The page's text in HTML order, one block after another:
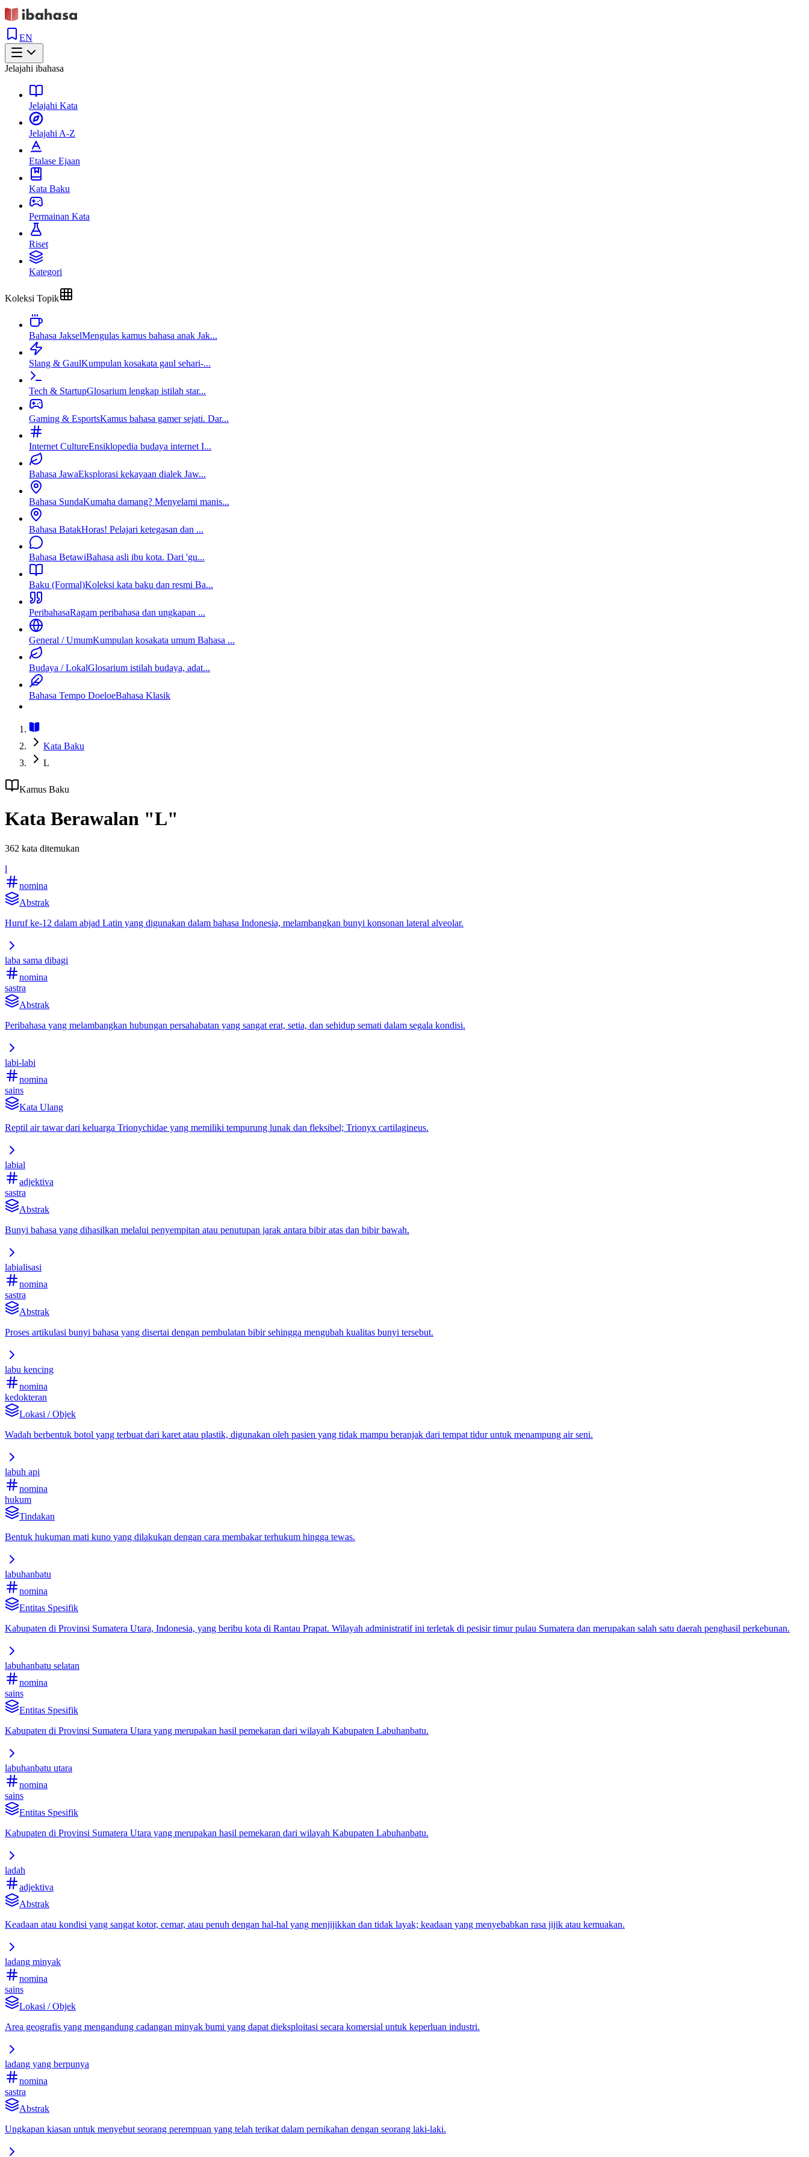
EN
Jelajahi ibahasa
Jelajahi Kata
Jelajahi A-Z
Etalase Ejaan
Kata Baku
Permainan Kata
Riset
Kategori
Koleksi Topik
Bahasa JakselMengulas kamus bahasa anak Jak...
Slang & GaulKumpulan kosakata gaul sehari-...
Tech & StartupGlosarium lengkap istilah star...
Gaming & EsportsKamus bahasa gamer sejati. Dar...
Internet CultureEnsiklopedia budaya internet I...
Bahasa JawaEksplorasi kekayaan dialek Jaw...
Bahasa SundaKumaha damang? Menyelami manis...
Bahasa BatakHoras! Pelajari ketegasan dan ...
Bahasa BetawiBahasa asli ibu kota. Dari 'gu...
Baku (Formal)Koleksi kata baku dan resmi Ba...
PeribahasaRagam peribahasa dan ungkapan ...
General / UmumKumpulan kosakata umum Bahasa ...
Budaya / LokalGlosarium istilah budaya, adat...
Bahasa Tempo DoeloeBahasa Klasik
Kata Baku
L
Kamus Baku
Kata Berawalan "L"
362 kata ditemukan
l
nomina
Abstrak
Huruf ke-12 dalam abjad Latin yang digunakan dalam bahasa Indonesia, melambangkan bunyi konsonan lateral alveolar.
laba sama dibagi
nomina
sastra
Abstrak
Peribahasa yang melambangkan hubungan persahabatan yang sangat erat, setia, dan sehidup semati dalam segala kondisi.
labi-labi
nomina
sains
Kata Ulang
Reptil air tawar dari keluarga Trionychidae yang memiliki tempurung lunak dan fleksibel; Trionyx cartilagineus.
labial
adjektiva
sastra
Abstrak
Bunyi bahasa yang dihasilkan melalui penyempitan atau penutupan jarak antara bibir atas dan bibir bawah.
labialisasi
nomina
sastra
Abstrak
Proses artikulasi bunyi bahasa yang disertai dengan pembulatan bibir sehingga mengubah kualitas bunyi tersebut.
labu kencing
nomina
kedokteran
Lokasi / Objek
Wadah berbentuk botol yang terbuat dari karet atau plastik, digunakan oleh pasien yang tidak mampu beranjak dari tempat tidur untuk menampung air seni.
labuh api
nomina
hukum
Tindakan
Bentuk hukuman mati kuno yang dilakukan dengan cara membakar terhukum hingga tewas.
labuhanbatu
nomina
Entitas Spesifik
Kabupaten di Provinsi Sumatera Utara, Indonesia, yang beribu kota di Rantau Prapat. Wilayah administratif ini terletak di pesisir timur pulau Sumatera dan merupakan salah satu daerah penghasil perkebunan.
labuhanbatu selatan
nomina
sains
Entitas Spesifik
Kabupaten di Provinsi Sumatera Utara yang merupakan hasil pemekaran dari wilayah Kabupaten Labuhanbatu.
labuhanbatu utara
nomina
sains
Entitas Spesifik
Kabupaten di Provinsi Sumatera Utara yang merupakan hasil pemekaran dari wilayah Kabupaten Labuhanbatu.
ladah
adjektiva
Abstrak
Keadaan atau kondisi yang sangat kotor, cemar, atau penuh dengan hal-hal yang menjijikkan dan tidak layak; keadaan yang menyebabkan rasa jijik atau kemuakan.
ladang minyak
nomina
sains
Lokasi / Objek
Area geografis yang mengandung cadangan minyak bumi yang dapat dieksploitasi secara komersial untuk keperluan industri.
ladang yang berpunya
nomina
sastra
Abstrak
Ungkapan kiasan untuk menyebut seorang perempuan yang telah terikat dalam pernikahan dengan seorang laki-laki.